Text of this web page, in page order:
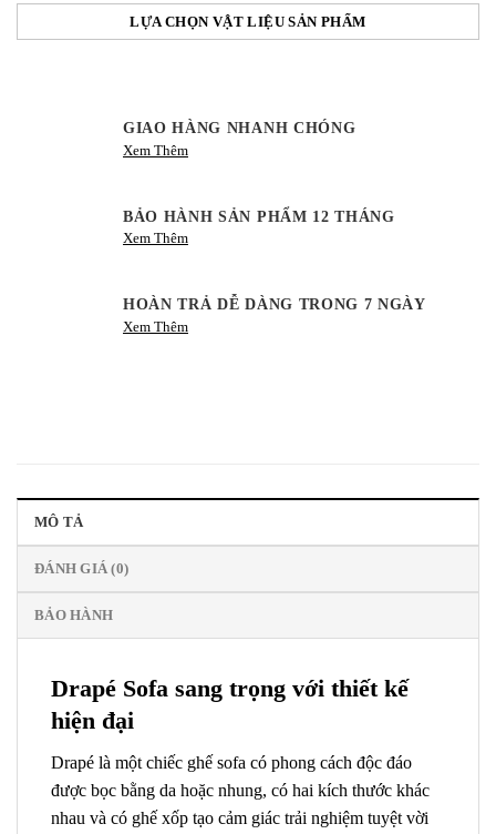
LỰA CHỌN VẬT LIỆU SẢN PHẨM
GIAO HÀNG NHANH CHÓNG
Xem Thêm
BẢO HÀNH SẢN PHẨM 12 THÁNG
Xem Thêm
HOÀN TRẢ DỄ DÀNG TRONG 7 NGÀY
Xem Thêm
MÔ TẢ
ĐÁNH GIÁ (0)
BẢO HÀNH
Drapé Sofa sang trọng với thiết kế
hiện đại
Drapé là một chiếc ghế sofa có phong cách độc đáo
được bọc bằng da hoặc nhung, có hai kích thước khác
nhau và có ghế xốp tạo cảm giác trải nghiệm tuyệt vời